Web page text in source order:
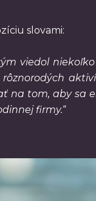
slovami:
viedol
na tom, aby sa
firmy.“